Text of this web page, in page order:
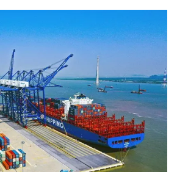
Podcast
Infographic
Shorts video